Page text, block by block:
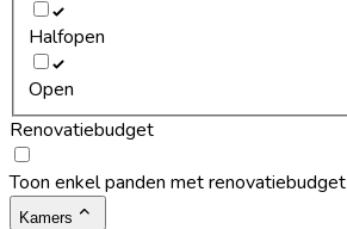
Halfopen
Open
Renovatiebudget
Toon enkel panden met renovatiebudget
Kamers